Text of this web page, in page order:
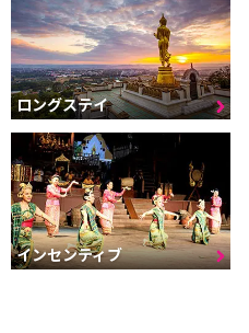
ロングステイ
インセンティブ